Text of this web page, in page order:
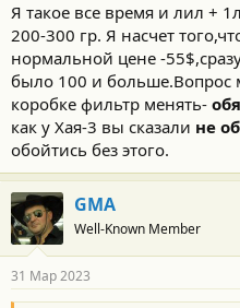
Я такое все время и лил +
200-300 гр. Я насчет
нормальной цене -
было 100 и больше.Вопрос
коробке фильтр менять-
как у Хая-3 вы сказали не
обойтись без этого.
GMA
Well-Known Member
31 Мар 2023